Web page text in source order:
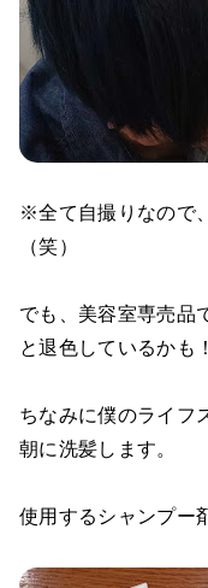
※全て自撮りなので
（笑）
でも、美容室専売品
と退色しているかも
ちなみに僕のライフ
朝に洗髪します。
使用するシャンプー